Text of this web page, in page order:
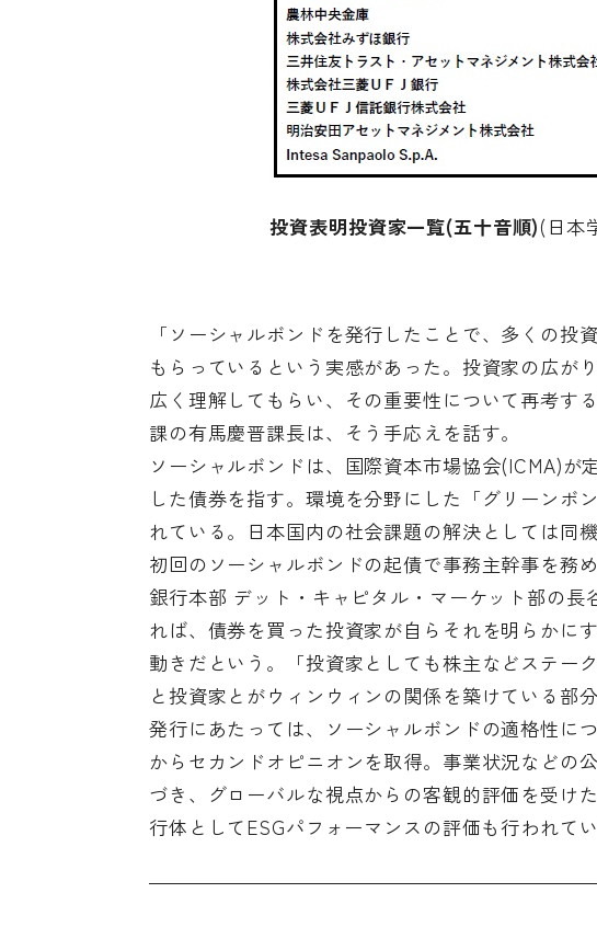
投資表明投資家一覧(五十音順)(日本
「ソーシャルボンドを発行したことで、多くの
もらっているという実感があった。投資家の広が
広く理解してもらい、その重要性について再考す
課の有馬慶晋課長は、そう手応えを話す。
ソーシャルボンドは、国際資本市場協会(ICMA)が
した債券を指す。環境を分野にした「グリーンボ
れている。日本国内の社会課題の解決としては同
初回のソーシャルボンドの起債で事務主幹事を務
銀行本部 デット・キャピタル・マーケット部の
れば、債券を買った投資家が自らそれを明らかに
動きだという。「投資家としても株主などステー
と投資家とがウィンウィンの関係を築けている部
発行にあたっては、ソーシャルボンドの適格性に
からセカンドオピニオンを取得。事業状況などの
づき、グローバルな視点からの客観的評価を受け
行体としてESGパフォーマンスの評価も行われてい